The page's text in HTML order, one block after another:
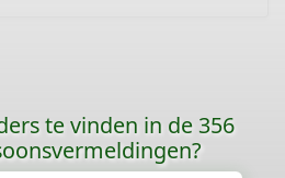
te vinden in de 356